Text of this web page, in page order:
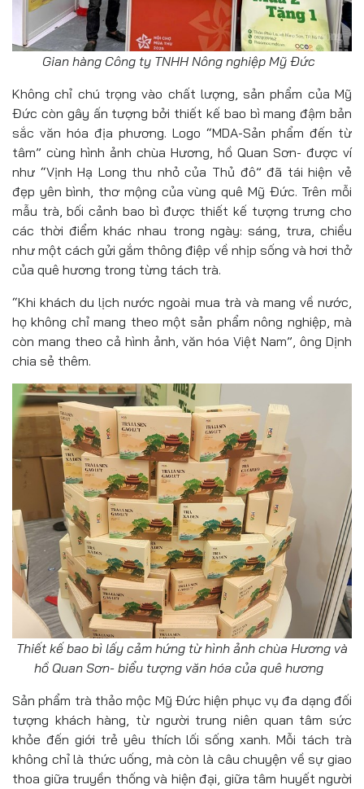
Gian hàng Công ty TNHH Nông nghiệp Mỹ Đức
Không chỉ chú trọng vào chất lượng, sản phẩm của Mỹ
Đức còn gây ấn tượng bởi thiết kế bao bì mang đậm bản
sắc văn hóa địa phương. Logo “MDA-Sản phẩm đến từ
tâm” cùng hình ảnh chùa Hương, hồ Quan Sơn- được ví
như “Vịnh Hạ Long thu nhỏ của Thủ đô” đã tái hiện vẻ
đẹp yên bình, thơ mộng của vùng quê Mỹ Đức. Trên mỗi
mẫu trà, bối cảnh bao bì được thiết kế tượng trưng cho
các thời điểm khác nhau trong ngày: sáng, trưa, chiều
như một cách gửi gắm thông điệp về nhịp sống và hơi thở
của quê hương trong từng tách trà.
“Khi khách du lịch nước ngoài mua trà và mang về nước,
họ không chỉ mang theo một sản phẩm nông nghiệp, mà
còn mang theo cả hình ảnh, văn hóa Việt Nam”, ông Dịnh
chia sẻ thêm.
Thiết kế bao bì lấy cảm hứng từ hình ảnh chùa Hương và
hồ Quan Sơn- biểu tượng văn hóa của quê hương
Sản phẩm trà thảo mộc Mỹ Đức hiện phục vụ đa dạng đối
tượng khách hàng, từ người trung niên quan tâm sức
khỏe đến giới trẻ yêu thích lối sống xanh. Mỗi tách trà
không chỉ là thức uống, mà còn là câu chuyện về sự giao
thoa giữa truyền thống và hiện đại, giữa tâm huyết người